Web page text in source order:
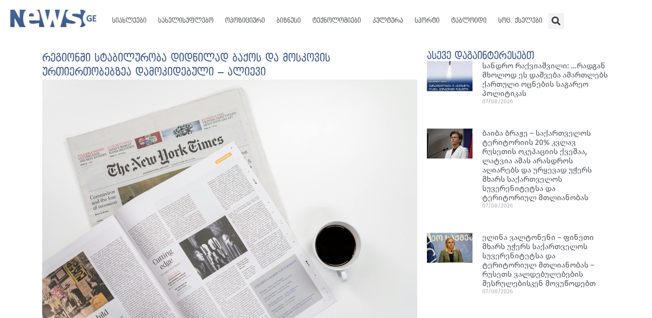
სიახლეები სახელისუფლებო ოპოზიციური ბიზნესი ტექნოლოგიები კულტურა სპორტი ტაბლოიდი სოც. ქსელები
რეგიონში სტაბილურობა დიდწილად ბაქოს და მოსკოვის
ურთიერთობებზეა დამოკიდებული – ალიევი
ასევე დაგაინტერესებთ
სანდრო რაქვიაშვილი: …რადგან
მხოლოდ ეს დაშვება ამართლებს
ქართული ოცნების საგარეო
პოლიტიკას
07/08/2026
ბაიბა ბრაჟე – საქართველოს
ტერიტორიის 20% კვლავ
რუსეთის ოკუპაციის ქვეშაა,
ლატვია ამას არასდროს
აღიარებს და ურყევად უჭერს
მხარს საქართველოს
სუვერენიტეტსა და
ტერიტორიულ მთლიანობას
07/08/2026
ელინა ვალტონენი – ფინეთი
მხარს უჭერს საქართველოს
სუვერენიტეტსა და
ტერიტორიულ მთლიანობას –
რუსეთს ვალდებულებების
შესრულებისკენ მოვუწოდებთ
07/08/2026